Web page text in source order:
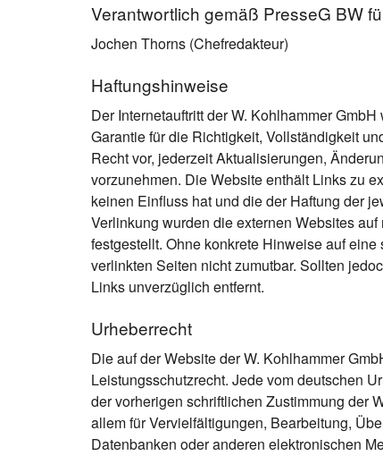
Verantwortlich gemäß PresseG BW
Jochen Thorns (Chefredakteur)
Haftungshinweise
Der Internetauftritt der W. Kohlhammer
Garantie für die Richtigkeit, Vollständigkeit
Recht vor, jederzeit Aktualisierungen,
vorzunehmen. Die Website enthält Links zu
keinen Einfluss hat und die der Haftung der
Verlinkung wurden die externen Websites
festgestellt. Ohne konkrete Hinweise auf
verlinkten Seiten nicht zumutbar. Sollten
Links unverzüglich entfernt.
Urheberrecht
Die auf der Website der W. Kohlhammer
Leistungsschutzrecht. Jede vom deutschen
der vorherigen schriftlichen Zustimmung der
allem für Vervielfältigungen, Bearbeitung,
Datenbanken oder anderen elektronischen